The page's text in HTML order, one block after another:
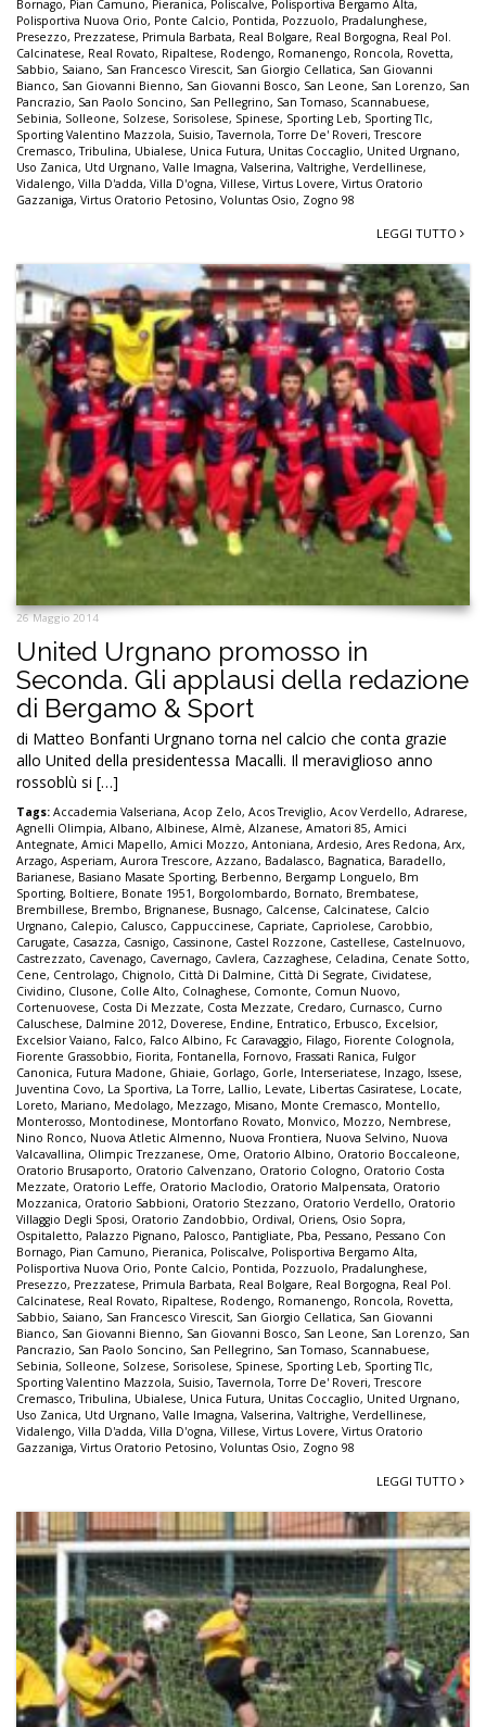
Bornago, Pian Camuno, Pieranica, Poliscalve, Polisportiva Bergamo Alta,
Polisportiva Nuova Orio, Ponte Calcio, Pontida, Pozzuolo, Pradalunghese,
Presezzo, Prezzatese, Primula Barbata, Real Bolgare, Real Borgogna, Real Pol.
Calcinatese, Real Rovato, Ripaltese, Rodengo, Romanengo, Roncola, Rovetta,
Sabbio, Saiano, San Francesco Virescit, San Giorgio Cellatica, San Giovanni
Bianco, San Giovanni Bienno, San Giovanni Bosco, San Leone, San Lorenzo, San
Pancrazio, San Paolo Soncino, San Pellegrino, San Tomaso, Scannabuese,
Sebinia, Solleone, Solzese, Sorisolese, Spinese, Sporting Leb, Sporting Tlc,
Sporting Valentino Mazzola, Suisio,Tavernola,Torre De' Roveri,Trescore
Cremasco,Tribulina, Ubialese, Unica Futura, Unitas Coccaglio, United Urgnano,
Uso Zanica, Utd Urgnano, Valle Imagna, Valserina, Valtrighe, Verdellinese,
Vidalengo, Villa D'adda, Villa D'ogna, Villese, Virtus Lovere, Virtus Oratorio
Gazzaniga, Virtus Oratorio Petosino, Voluntas Osio, Zogno 98
LEGGI TUTTO
26 Maggio 2014
United Urgnano promosso in
Seconda. Gli applausi della redazione
di Bergamo & Sport
di Matteo Bonfanti Urgnano torna nel calcio che conta grazie
allo United della presidentessa Macalli. Il meraviglioso anno
rossoblù si […]
Tags: Accademia Valseriana, Acop Zelo, Acos Treviglio, Acov Verdello, Adrarese,
Agnelli Olimpia, Albano, Albinese, Almè, Alzanese, Amatori 85, Amici
Antegnate, Amici Mapello, Amici Mozzo, Antoniana, Ardesio, Ares Redona, Arx,
Arzago, Asperiam, Aurora Trescore, Azzano, Badalasco, Bagnatica, Baradello,
Barianese, Basiano Masate Sporting, Berbenno, Bergamp Longuelo, Bm
Sporting, Boltiere, Bonate 1951, Borgolombardo, Bornato, Brembatese,
Brembillese, Brembo, Brignanese, Busnago, Calcense, Calcinatese, Calcio
Urgnano, Calepio, Calusco, Cappuccinese, Capriate, Capriolese, Carobbio,
Carugate, Casazza, Casnigo, Cassinone, Castel Rozzone, Castellese, Castelnuovo,
Castrezzato, Cavenago, Cavernago, Cavlera, Cazzaghese, Celadina, Cenate Sotto,
Cene, Centrolago, Chignolo, Città Di Dalmine, Città Di Segrate, Cividatese,
Cividino, Clusone, Colle Alto, Colnaghese, Comonte, Comun Nuovo,
Cortenuovese, Costa Di Mezzate, Costa Mezzate, Credaro, Curnasco, Curno
Caluschese, Dalmine 2012, Doverese, Endine, Entratico, Erbusco, Excelsior,
Excelsior Vaiano, Falco, Falco Albino, Fc Caravaggio, Filago, Fiorente Colognola,
Fiorente Grassobbio, Fiorita, Fontanella, Fornovo, Frassati Ranica, Fulgor
Canonica, Futura Madone, Ghiaie, Gorlago, Gorle, Interseriatese, Inzago, Issese,
Juventina Covo, La Sportiva, La Torre, Lallio, Levate, Libertas Casiratese, Locate,
Loreto, Mariano, Medolago, Mezzago, Misano, Monte Cremasco, Montello,
Monterosso, Montodinese, Montorfano Rovato, Monvico, Mozzo, Nembrese,
Nino Ronco, Nuova Atletic Almenno, Nuova Frontiera, Nuova Selvino, Nuova
Valcavallina, Olimpic Trezzanese, Ome, Oratorio Albino, Oratorio Boccaleone,
Oratorio Brusaporto, Oratorio Calvenzano, Oratorio Cologno, Oratorio Costa
Mezzate, Oratorio Leffe, Oratorio Maclodio, Oratorio Malpensata, Oratorio
Mozzanica, Oratorio Sabbioni, Oratorio Stezzano, Oratorio Verdello, Oratorio
Villaggio Degli Sposi, Oratorio Zandobbio, Ordival, Oriens, Osio Sopra,
Ospitaletto, Palazzo Pignano, Palosco, Pantigliate, Pba, Pessano, Pessano Con
Bornago, Pian Camuno, Pieranica, Poliscalve, Polisportiva Bergamo Alta,
Polisportiva Nuova Orio, Ponte Calcio, Pontida, Pozzuolo, Pradalunghese,
Presezzo, Prezzatese, Primula Barbata, Real Bolgare, Real Borgogna, Real Pol.
Calcinatese, Real Rovato, Ripaltese, Rodengo, Romanengo, Roncola, Rovetta,
Sabbio, Saiano, San Francesco Virescit, San Giorgio Cellatica, San Giovanni
Bianco, San Giovanni Bienno, San Giovanni Bosco, San Leone, San Lorenzo, San
Pancrazio, San Paolo Soncino, San Pellegrino, San Tomaso, Scannabuese,
Sebinia, Solleone, Solzese, Sorisolese, Spinese, Sporting Leb, Sporting Tlc,
Sporting Valentino Mazzola, Suisio,Tavernola,Torre De' Roveri,Trescore
Cremasco,Tribulina, Ubialese, Unica Futura, Unitas Coccaglio, United Urgnano,
Uso Zanica, Utd Urgnano, Valle Imagna, Valserina, Valtrighe, Verdellinese,
Vidalengo, Villa D'adda, Villa D'ogna, Villese, Virtus Lovere, Virtus Oratorio
Gazzaniga, Virtus Oratorio Petosino, Voluntas Osio, Zogno 98
LEGGI TUTTO